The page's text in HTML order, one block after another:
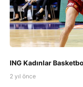
ING Kadınlar
2 yıl önce